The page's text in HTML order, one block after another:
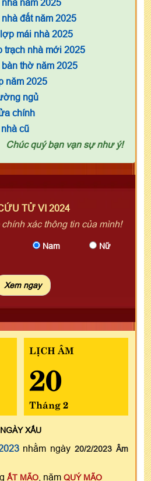
năm 2025
đất năm 2025
mái nhà 2025
trạch nhà mới 2025
thờ năm 2025
năm 2025
ngủ
chính
cũ
Chúc quý bạn vạn sự như ý!
TỬ VI 2024
xác thông tin của mình!
Nam Nữ
LỊCH ÂM
20
Tháng 2
NGÀYXẤU
nhằm ngày20/2/2023 Âm
ẤT MÃO , năm QUÝ MÃO